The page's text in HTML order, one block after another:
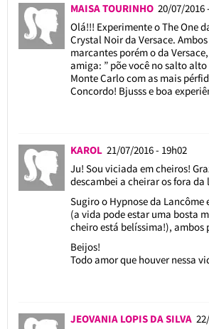
MAISA TOURINHO 20/07/2016
Olá!!! Experimente o The One
Crystal Noir da Versace.
marcantes porém o da
amiga: ” põe você no salto
Monte Carlo com as mais
Concordo! Bjusss e boa
KAROL 21/07/2016 - 19h02
Ju! Sou viciada em cheiros!
descambei a cheirar os fora da
Sugiro o Hypnose da Lancôme
(a vida pode estar uma bosta
cheiro está belíssima!), ambos
Beijos!
Todo amor que houver nessa
JEOVANIA LOPIS DA SILVA